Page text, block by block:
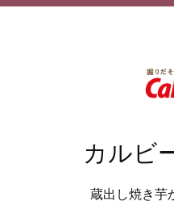
カルビ
蔵出し焼き芋